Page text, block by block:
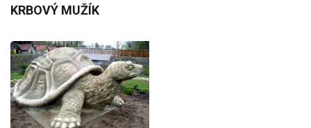
KRBOVÝ MUŽÍK